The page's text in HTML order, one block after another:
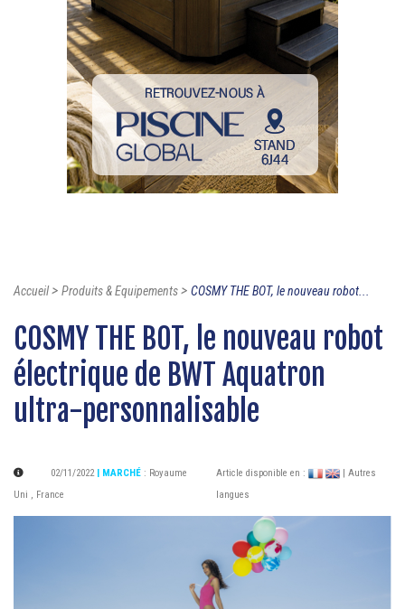
Accueil> Produits & Equipements> COSMY THE BOT, le nouveau robot...
COSMY THE BOT, le nouveau robot
électrique de BWT Aquatron
ultra-personnalisable
02/11/2022 | MARCHÉ : Royaume
Uni , France
Article disponible en :
| Autres
langues